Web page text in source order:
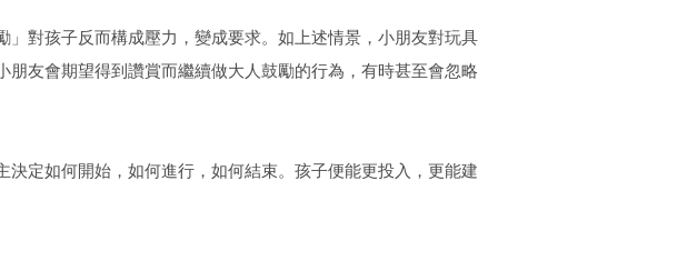
對孩子反而構成壓力，變成要求。如上述情景，小朋友對玩具
友會期望得到讚賞而繼續做大人鼓勵的行為，有時甚至會忽略
定如何開始，如何進行，如何結束。孩子便能更投入，更能建